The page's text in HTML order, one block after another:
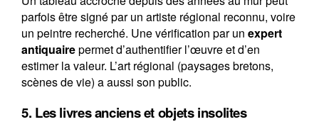
parfois être signé par un artiste régional reconnu, voire
un peintre recherché. Une vérification par un expert
antiquairepermet d’authentifier l’œuvre et d’en
estimer la valeur. L’art régional (paysages bretons,
scènes de vie) a aussi son public.
5. Les livres anciens et objets insolites